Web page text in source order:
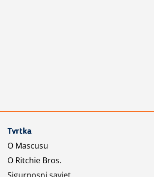
Tvrtka
O Mascusu
O Ritchie Bros.